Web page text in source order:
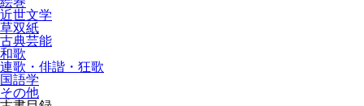
近世文学
草双紙
古典芸能
和歌
連歌・俳諧・狂歌
国語学
その他